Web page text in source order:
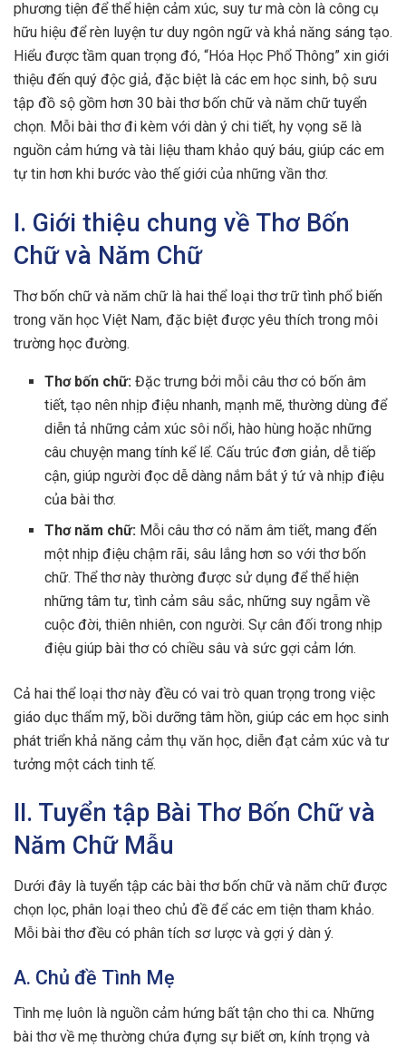
phương tiện để thể hiện cảm xúc, suy tư mà còn là công cụ
hữu hiệu để rèn luyện tư duy ngôn ngữ và khả năng sáng tạo.
Hiểu được tầm quan trọng đó, “Hóa Học Phổ Thông” xin giới
thiệu đến quý độc giả, đặc biệt là các em học sinh, bộ sưu
tập đồ sộ gồm hơn 30 bài thơ bốn chữ và năm chữ tuyển
chọn. Mỗi bài thơ đi kèm với dàn ý chi tiết, hy vọng sẽ là
nguồn cảm hứng và tài liệu tham khảo quý báu, giúp các em
tự tin hơn khi bước vào thế giới của những vần thơ.
I. Giới thiệu chung về Thơ Bốn
Chữ và Năm Chữ
Thơ bốn chữ và năm chữ là hai thể loại thơ trữ tình phổ biến
trong văn học Việt Nam, đặc biệt được yêu thích trong môi
trường học đường.
Thơ bốn chữ: Đặc trưng bởi mỗi câu thơ có bốn âm
tiết, tạo nên nhịp điệu nhanh, mạnh mẽ, thường dùng để
diễn tả những cảm xúc sôi nổi, hào hùng hoặc những
câu chuyện mang tính kể lể. Cấu trúc đơn giản, dễ tiếp
cận, giúp người đọc dễ dàng nắm bắt ý tứ và nhịp điệu
của bài thơ.
Thơ năm chữ: Mỗi câu thơ có năm âm tiết, mang đến
một nhịp điệu chậm rãi, sâu lắng hơn so với thơ bốn
chữ. Thể thơ này thường được sử dụng để thể hiện
những tâm tư, tình cảm sâu sắc, những suy ngẫm về
cuộc đời, thiên nhiên, con người. Sự cân đối trong nhịp
điệu giúp bài thơ có chiều sâu và sức gợi cảm lớn.
Cả hai thể loại thơ này đều có vai trò quan trọng trong việc
giáo dục thẩm mỹ, bồi dưỡng tâm hồn, giúp các em học sinh
phát triển khả năng cảm thụ văn học, diễn đạt cảm xúc và tư
tưởng một cách tinh tế.
II. Tuyển tập Bài Thơ Bốn Chữ và
Năm Chữ Mẫu
Dưới đây là tuyển tập các bài thơ bốn chữ và năm chữ được
chọn lọc, phân loại theo chủ đề để các em tiện tham khảo.
Mỗi bài thơ đều có phân tích sơ lược và gợi ý dàn ý.
A. Chủ đề Tình Mẹ
Tình mẹ luôn là nguồn cảm hứng bất tận cho thi ca. Những
bài thơ về mẹ thường chứa đựng sự biết ơn, kính trọng và